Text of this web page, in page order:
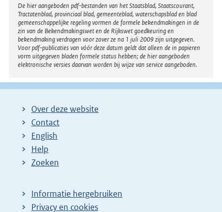
Disclaimer
De hier aangeboden pdf-bestanden van het Staatsblad, Staatscourant,
Tractatenblad, provinciaal blad, gemeenteblad, waterschapsblad en blad
gemeenschappelijke regeling vormen de formele bekendmakingen in de
zin van de Bekendmakingswet en de Rijkswet goedkeuring en
bekendmaking verdragen voor zover ze na 1 juli 2009 zijn uitgegeven.
Voor pdf-publicaties van vóór deze datum geldt dat alleen de in papieren
vorm uitgegeven bladen formele status hebben; de hier aangeboden
elektronische versies daarvan worden bij wijze van service aangeboden.
Over deze website
Contact
English
Help
Zoeken
Informatie hergebruiken
Privacy en cookies